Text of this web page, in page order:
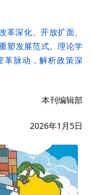
深化、开放扩面、
塑发展范式。理论学
革脉动，解析政策深
本刊编辑部
2026年1月5日